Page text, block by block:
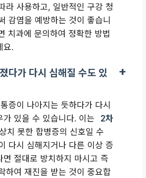
라 사용하고, 일반적인 구강 청
감염을 예방하는 것이 좋습니
치과에 문의하여 정확한 방법
요.
다가 다시 심해질 수도 있
증이 나아지는 듯하다가 다시
가 있을 수 있습니다. 이는
2차
치 못한 합병증의 신호일 수
다시 심해지거나 다른 이상 증
면 절대로 방치하지 마시고 즉
하여 재진을 받는 것이 중요합